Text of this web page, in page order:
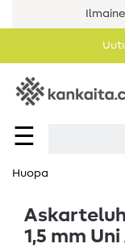
☰
Huopa
1,5 mm